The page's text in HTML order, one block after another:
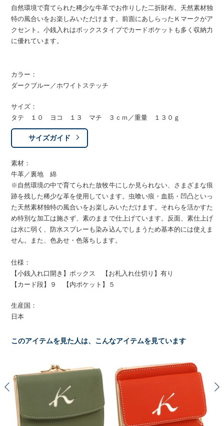
自然環境で育てられた稀少な牛革でお作りした二折財布。天然素材独
特の風合いをお楽しみいただけます。前面にあしらったＫマークがア
クセント。小銭入れはボックスタイプでカードポケットも多く収納力
に優れています。
カラー：
ダークブルー／ホワイトステッチ
サイズ：
タテ １０ ヨコ １３ マチ ３ｃｍ／重量 １３０ｇ
サイズガイド
素材：
牛革／裏地 綿
※自然環境の中で育てられた放牧牛にしか見られない、さまざまな痕
跡を残した稀少な革を使用しています。虫喰い痕・血筋・凹凸といっ
た天然素材独特の風合いをお楽しみいただけます。それらを活かすた
め特別な加工は施さず、素のままで仕上げています。反面、素仕上げ
は水に弱く、防水スプレーも染み込んでしまうため基本的には使えま
せん。また、色あせ・色落ちします。
仕様：
【小銭入れ口開き】ボックス 【お札入れ仕切り】有り
【カード段】９ 【内ポケット】５
生産国：
日本
このアイテムを見た人は、こんなアイテムを見ています